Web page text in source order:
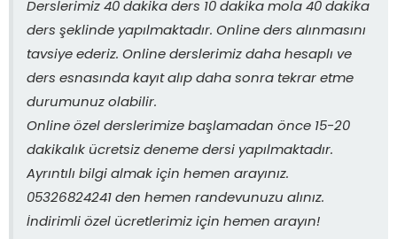
Derslerimiz 40 dakika ders 10 dakika mola 40 dakika
ders şeklinde yapılmaktadır. Online ders alınmasını
tavsiye ederiz. Online derslerimiz daha hesaplı ve
ders esnasında kayıt alıp daha sonra tekrar etme
durumunuz olabilir.
Online özel derslerimize başlamadan önce 15-20
dakikalık ücretsiz deneme dersi yapılmaktadır.
Ayrıntılı bilgi almak için hemen arayınız.
05326824241 den hemen randevunuzu alınız.
İndirimli özel ücretlerimiz için hemen arayın!